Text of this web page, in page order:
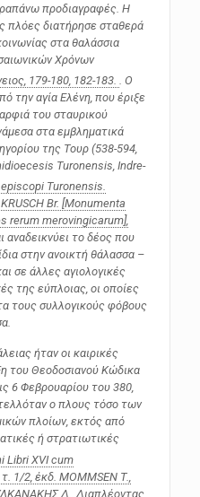
προδιαγραφές. Η
πλόες διατήρησε σταθερά
στα θαλάσσια
Χρόνων
, 179-180, 182-183.
. Ο
την αγία Ελένη, που έριξε
του σταυρικού
στα εμβληματικά
της Τουρ (538-594,
Turonensis, Indre-
Turonensis.
Br. [Monumenta
rerum merovingicarum],
αναδεικνύει το δέος που
στην ανοικτή θάλασσα –
σε άλλες αγιολογικές
της εύπλοιας, οι οποίες
τους συλλογικούς φόβους
ήταν οι καιρικές
του Θεοδοσιανού Κώδικα
6 Φεβρουαρίου του 380,
ο πλους τόσο των
πλοίων, εκτός από
ή στρατιωτικές
Libri XVI cum
, τ. 1/2, έκδ. MOMMSEN T.,
Δ., Διαπλέοντας